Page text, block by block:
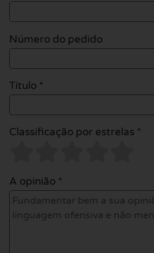
Número do pedido
Título *
Classificação por estrelas *
A opinião *